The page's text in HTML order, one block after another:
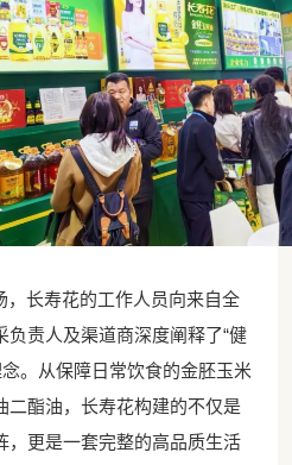
，长寿花的工作人员向来自全
负责人及渠道商深度阐释了“健
。从保障日常饮食的金胚玉米
二酯油，长寿花构建的不仅是
，更是一套完整的高品质生活